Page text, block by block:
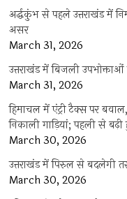
अर्द्धकुंभ से पहले उत्तराखंड में
असर
March 31, 2026
उत्तराखंड में बिजली उपभोक्ताओं
March 31, 2026
हिमाचल में एंट्री टैक्स पर
निकाली गाड़ियां; पहली से बढ़ी
March 30, 2026
उत्तराखंड में पिरुल से बदलेगी
March 30, 2026